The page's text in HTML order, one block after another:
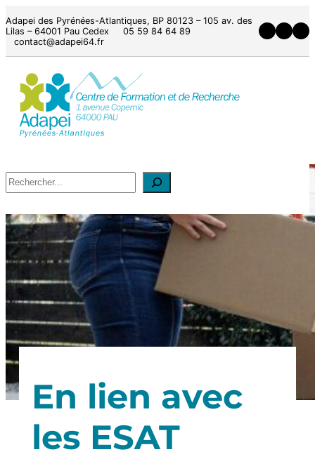
Adapei des Pyrénées-Atlantiques, BP 80123 – 105 av. des
Lilas – 64001 Pau Cedex 05 59 84 64 89
contact@adapei64.fr
En lien avec
les ESAT